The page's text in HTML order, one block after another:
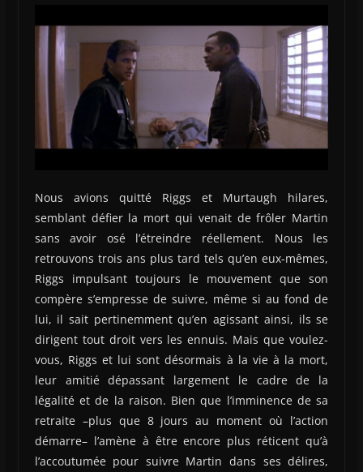
Nous avions quitté Riggs et Murtaugh hilares,
semblant défier la mort qui venait de frôler Martin
sans avoir osé l’étreindre réellement. Nous les
retrouvons trois ans plus tard tels qu’en eux-mêmes,
Riggs impulsant toujours le mouvement que son
compère s’empresse de suivre, même si au fond de
lui, il sait pertinemment qu’en agissant ainsi, ils se
dirigent tout droit vers les ennuis. Mais que voulez-
vous, Riggs et lui sont désormais à la vie à la mort,
leur amitié dépassant largement le cadre de la
légalité et de la raison. Bien que l’imminence de sa
retraite –plus que 8 jours au moment où l’action
démarre– l’amène à être encore plus réticent qu’à
l’accoutumée pour suivre Martin dans ses délires,